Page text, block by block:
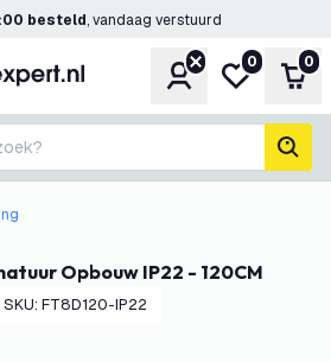
besteld, vandaag verstuurd
Account
Mijn
0 0
Opbouw IP22 - 120CM
SKU: FT8D120-IP22